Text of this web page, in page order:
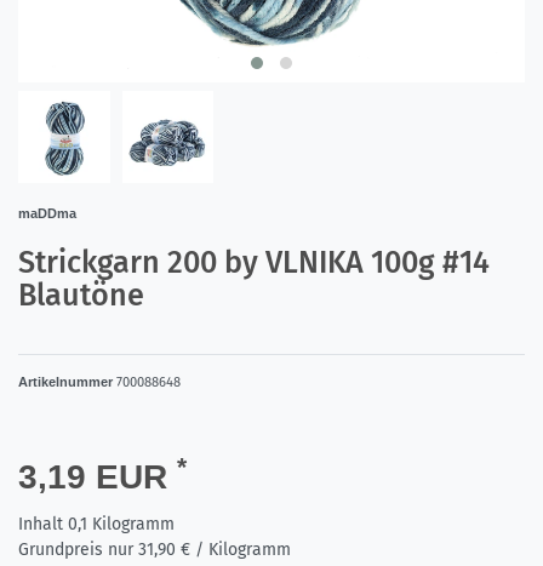
maDDma
Strickgarn 200 by VLNIKA 100g #14
Blautöne
Artikelnummer 700088648
3,19 EUR *
Inhalt 0,1 Kilogramm
Grundpreis nur31,90 € / Kilogramm